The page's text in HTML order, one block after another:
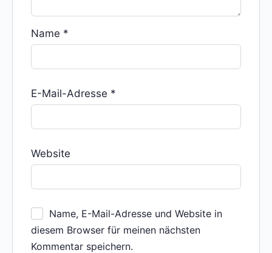
Name *
E-Mail-Adresse *
Website
Name, E-Mail-Adresse und Website in
diesem Browser für meinen nächsten
Kommentar speichern.